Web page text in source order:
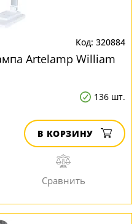
320884
Artelamp William
136 шт.
В КОРЗИНУ